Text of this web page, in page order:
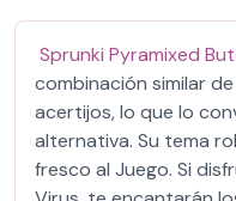
Sprunki Pyramixed
combinación similar
acertijos, lo que lo
alternativa. Su tema
fresco al Juego. Si